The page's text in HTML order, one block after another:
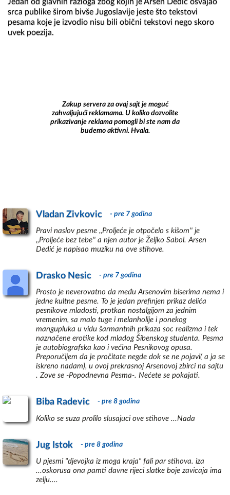
Jedan od glavnih razloga zbog kojih je Arsen Dedić osvajao
srca publike širom bivše Jugoslavije jeste što tekstovi
pesama koje je izvodio nisu bili obični tekstovi nego skoro
uvek poezija.
Zakup servera za ovaj sajt je moguć
zahvaljujući reklamama. U koliko dozvolite
prikazivanje reklama pomogli bi ste nam da
budemo aktivni. Hvala.
Vladan Zivkovic - pre 7 godina
Pravi naslov pesme ,,Proljeće je otpočelo s kišom'' je
,,Proljeće bez tebe'' a njen autor je Željko Sabol. Arsen
Dedić je napisao muziku na ove stihove.
Drasko Nesic - pre 7 godina
Prosto je neverovatno da među Arsenovim biserima nema i
jedne kultne pesme. To je jedan prefinjen prikaz delića
pesnikove mladosti, protkan nostalgijom za jednim
vremenim, sa malo tuge i melanholije i ponekog
mangupluka u vidu šarmantnih prikaza soc realizma i tek
naznačene erotike kod mladog Šibenskog studenta. Pesma
je autobiografska kao i većina Pesnikovog opusa.
Preporučijem da je pročitate negde dok se ne pojavi( a ja se
iskreno nadam), u ovoj prekrasnoj Arsenovoj zbirci na sajtu
. Zove se -Popodnevna Pesma-. Nećete se pokajati.
Biba Radevic - pre 8 godina
Koliko se suza prolilo slusajuci ove stihove ...Nada
Jug Istok - pre 8 godina
U pjesmi "djevojka iz moga kraja" fali par stihova. iza
...oskorusa ona pamti davne rijeci slatke boje zavicaja ima
zelju....